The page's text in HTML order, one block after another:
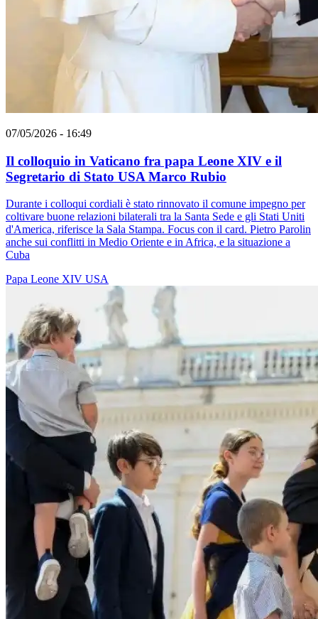
07/05/2026 - 16:49
Il colloquio in Vaticano fra papa Leone XIV e il
Segretario di Stato USA Marco Rubio
Durante i colloqui cordiali è stato rinnovato il comune impegno per
coltivare buone relazioni bilaterali tra la Santa Sede e gli Stati Uniti
d'America, riferisce la Sala Stampa. Focus con il card. Pietro Parolin
anche sui conflitti in Medio Oriente e in Africa, e la situazione a
Cuba
Papa Leone XIV USA